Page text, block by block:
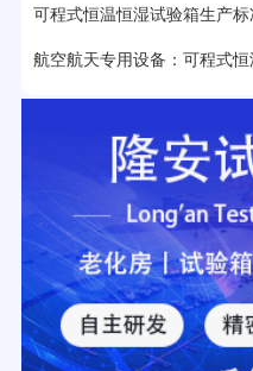
可程式恒温恒湿试验箱生产标
航空航天专用设备：可程式